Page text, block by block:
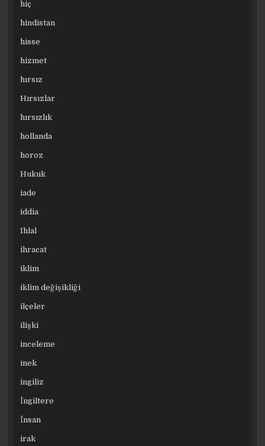
hiç
hindistan
hisse
hizmet
hırsız
Hırsızlar
hırsızlık
hollanda
horoz
Hukuk
iade
iddia
Ihlal
ihracat
iklim
iklim değişikliği
ilçeler
ilişki
inceleme
inek
ingiliz
İngiltere
İnsan
irak